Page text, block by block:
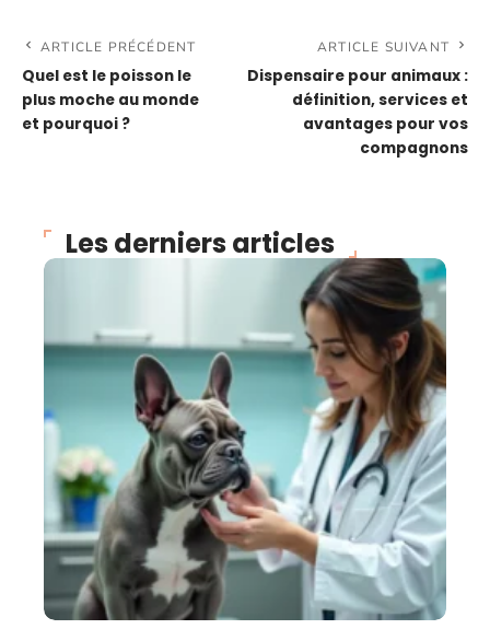
ARTICLE PRÉCÉDENT
Quel est le poisson le
plus moche au monde
et pourquoi ?
ARTICLE SUIVANT
Dispensaire pour animaux :
définition, services et
avantages pour vos
compagnons
Les derniers articles